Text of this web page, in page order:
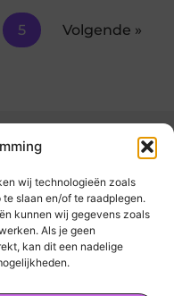
wij technologieën zoals
slaan en/of te raadplegen.
kunnen wij gegevens zoals
Als je geen
kan dit een nadelige
5 Volgende »
alles wat telt.
en artikelen die